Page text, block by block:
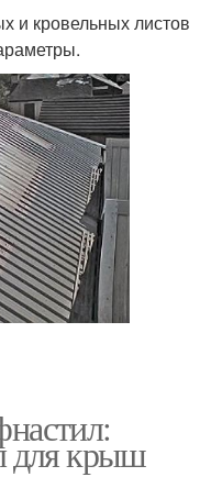
и кровельных листов
для крыш